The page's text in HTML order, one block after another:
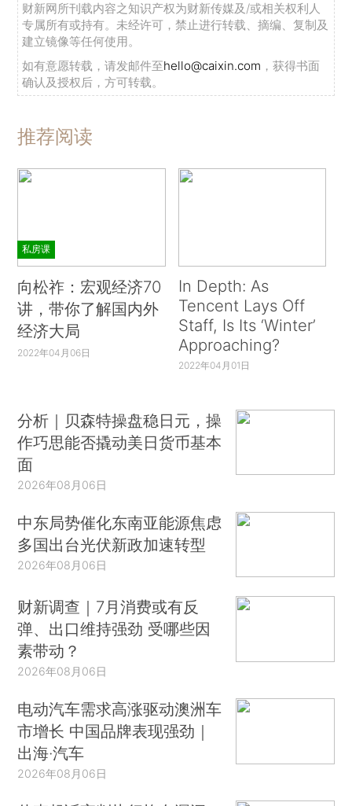
财新网所刊载内容之知识产权为财新传媒及/或相关权利人
专属所有或持有。未经许可，禁止进行转载、摘编、复制及
建立镜像等任何使用。
如有意愿转载，请发邮件至hello@caixin.com ，获得书面
确认及授权后，方可转载。
推荐阅读
私房课
向松祚：宏观经济70
讲，带你了解国内外
经济大局
2022年04月06日
In Depth: As
Tencent Lays Off
Staff, Is Its ‘Winter’
Approaching?
2022年04月01日
分析｜贝森特操盘稳日元，操
作巧思能否撬动美日货币基本
面
2026年08月06日
中东局势催化东南亚能源焦虑
多国出台光伏新政加速转型
2026年08月06日
财新调查｜7月消费或有反
弹、出口维持强劲 受哪些因
素带动？
2026年08月06日
电动汽车需求高涨驱动澳洲车
市增长 中国品牌表现强劲｜
出海·汽车
2026年08月06日